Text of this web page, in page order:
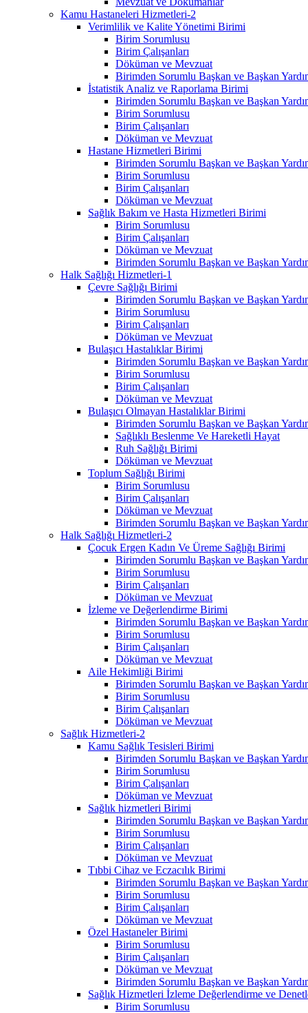
Kamu Hastaneleri Hizmetleri-2
Verimlilik ve Kalite Yönetimi Birimi
Birim Sorumlusu
Birim Çalışanları
Döküman ve Mevzuat
Birimden Sorumlu Başkan ve Başkan
İstatistik Analiz ve Raporlama Birimi
Birimden Sorumlu Başkan ve Başkan
Birim Sorumlusu
Birim Çalışanları
Döküman ve Mevzuat
Hastane Hizmetleri Birimi
Birimden Sorumlu Başkan ve Başkan
Birim Sorumlusu
Birim Çalışanları
Döküman ve Mevzuat
Sağlık Bakım ve Hasta Hizmetleri Birimi
Birim Sorumlusu
Birim Çalışanları
Döküman ve Mevzuat
Birimden Sorumlu Başkan ve Başkan
Halk Sağlığı Hizmetleri-1
Çevre Sağlığı Birimi
Birimden Sorumlu Başkan ve Başkan
Birim Sorumlusu
Birim Çalışanları
Döküman ve Mevzuat
Bulaşıcı Hastalıklar Birimi
Birimden Sorumlu Başkan ve Başkan
Birim Sorumlusu
Birim Çalışanları
Döküman ve Mevzuat
Bulaşıcı Olmayan Hastalıklar Birimi
Birimden Sorumlu Başkan ve Başkan
Sağlıklı Beslenme Ve Hareketli Hayat
Ruh Sağlığı Birimi
Döküman ve Mevzuat
Toplum Sağlığı Birimi
Birim Sorumlusu
Birim Çalışanları
Döküman ve Mevzuat
Birimden Sorumlu Başkan ve Başkan
Halk Sağlığı Hizmetleri-2
Çocuk Ergen Kadın Ve Üreme Sağlığı Birimi
Birimden Sorumlu Başkan ve Başkan
Birim Sorumlusu
Birim Çalışanları
Döküman ve Mevzuat
İzleme ve Değerlendirme Birimi
Birimden Sorumlu Başkan ve Başkan
Birim Sorumlusu
Birim Çalışanları
Döküman ve Mevzuat
Aile Hekimliği Birimi
Birimden Sorumlu Başkan ve Başkan
Birim Sorumlusu
Birim Çalışanları
Döküman ve Mevzuat
Sağlık Hizmetleri-2
Kamu Sağlık Tesisleri Birimi
Birimden Sorumlu Başkan ve Başkan
Birim Sorumlusu
Birim Çalışanları
Döküman ve Mevzuat
Sağlık hizmetleri Birimi
Birimden Sorumlu Başkan ve Başkan
Birim Sorumlusu
Birim Çalışanları
Döküman ve Mevzuat
Tıbbi Cihaz ve Eczacılık Birimi
Birimden Sorumlu Başkan ve Başkan
Birim Sorumlusu
Birim Çalışanları
Döküman ve Mevzuat
Özel Hastaneler Birimi
Birim Sorumlusu
Birim Çalışanları
Döküman ve Mevzuat
Birimden Sorumlu Başkan ve Başkan
Sağlık Hizmetleri İzleme Değerlendirme ve
Birim Sorumlusu